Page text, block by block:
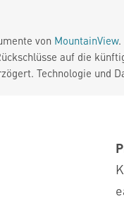
von MountainView.
auf die
Technologie und